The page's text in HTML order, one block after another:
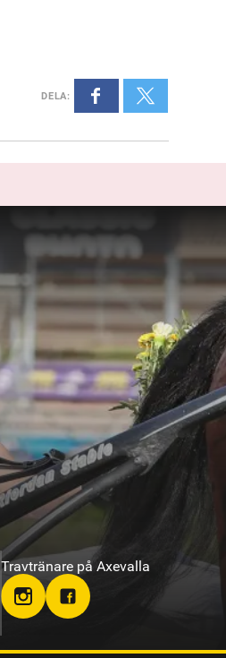
DELA:
Travtränare på Solvalla
teamjpab